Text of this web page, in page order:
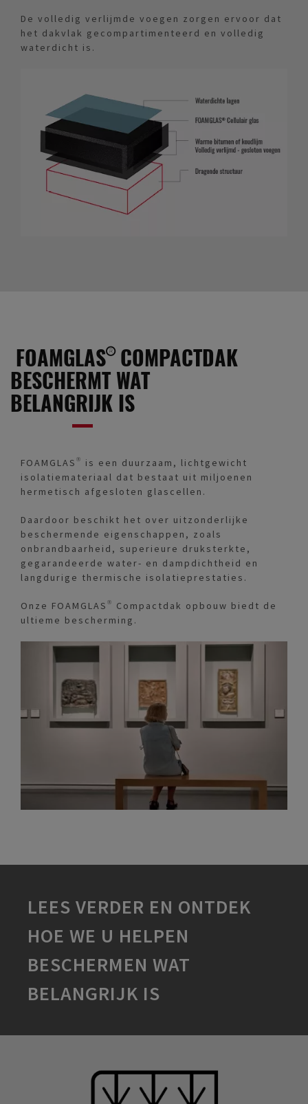
De volledig verlijmde voegen zorgen ervoor dat
het dakvlak gecompartimenteerd en volledig
waterdicht is.
FOAMGLAS® COMPACTDAK
BESCHERMT WAT
BELANGRIJK IS
FOAMGLAS® is een duurzaam, lichtgewicht
isolatiemateriaal dat bestaat uit miljoenen
hermetisch afgesloten glascellen.
Daardoor beschikt het over uitzonderlijke
beschermende eigenschappen, zoals
onbrandbaarheid, superieure druksterkte,
gegarandeerde water- en dampdichtheid en
langdurige thermische isolatieprestaties.
Onze FOAMGLAS® Compactdak opbouw biedt de
ultieme bescherming.
LEES VERDER EN ONTDEK
HOE WE U HELPEN
BESCHERMEN WAT
BELANGRIJK IS